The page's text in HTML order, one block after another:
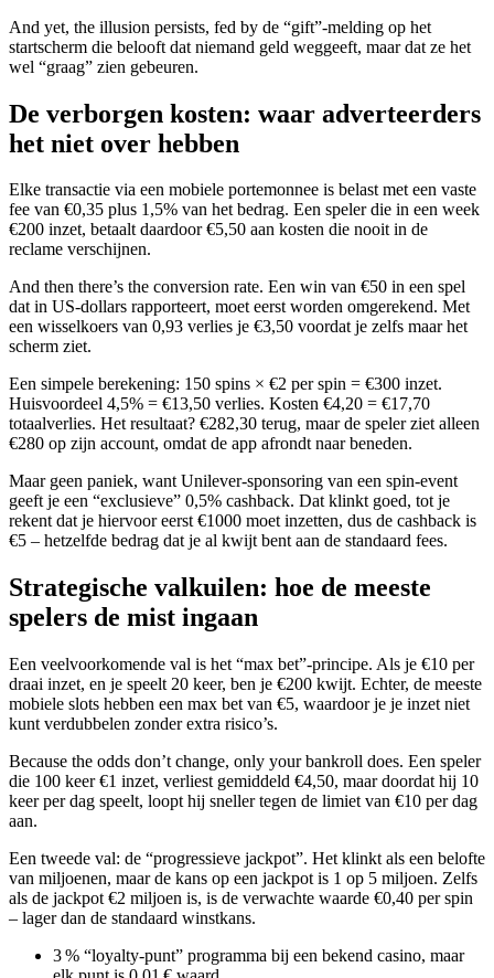
And yet, the illusion persists, fed by de “gift”‑melding op het
startscherm die belooft dat niemand geld weggeeft, maar dat ze het
wel “graag” zien gebeuren.
De verborgen kosten: waar adverteerders
het niet over hebben
Elke transactie via een mobiele portemonnee is belast met een vaste
fee van €0,35 plus 1,5% van het bedrag. Een speler die in een week
€200 inzet, betaalt daardoor €5,50 aan kosten die nooit in de
reclame verschijnen.
And then there’s the conversion rate. Een win van €50 in een spel
dat in US‑dollars rapporteert, moet eerst worden omgerekend. Met
een wisselkoers van 0,93 verlies je €3,50 voordat je zelfs maar het
scherm ziet.
Een simpele berekening: 150 spins × €2 per spin = €300 inzet.
Huisvoordeel 4,5% = €13,50 verlies. Kosten €4,20 = €17,70
totaalverlies. Het resultaat? €282,30 terug, maar de speler ziet alleen
€280 op zijn account, omdat de app afrondt naar beneden.
Maar geen paniek, want Unilever‑sponsoring van een spin‑event
geeft je een “exclusieve” 0,5% cashback. Dat klinkt goed, tot je
rekent dat je hiervoor eerst €1000 moet inzetten, dus de cashback is
€5 – hetzelfde bedrag dat je al kwijt bent aan de standaard fees.
Strategische valkuilen: hoe de meeste
spelers de mist ingaan
Een veelvoorkomende val is het “max bet”‑principe. Als je €10 per
draai inzet, en je speelt 20 keer, ben je €200 kwijt. Echter, de meeste
mobiele slots hebben een max bet van €5, waardoor je je inzet niet
kunt verdubbelen zonder extra risico’s.
Because the odds don’t change, only your bankroll does. Een speler
die 100 keer €1 inzet, verliest gemiddeld €4,50, maar doordat hij 10
keer per dag speelt, loopt hij sneller tegen de limiet van €10 per dag
aan.
Een tweede val: de “progressieve jackpot”. Het klinkt als een belofte
van miljoenen, maar de kans op een jackpot is 1 op 5 miljoen. Zelfs
als de jackpot €2 miljoen is, is de verwachte waarde €0,40 per spin
– lager dan de standaard winstkans.
3 % “loyalty‑punt” programma bij een bekend casino, maar